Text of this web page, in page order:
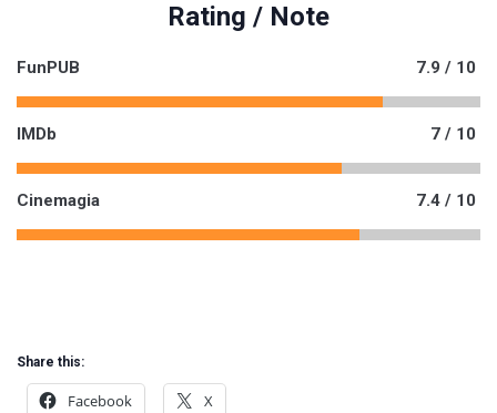
Rating / Note
FunPUB 7.9 / 10
IMDb 7 / 10
Cinemagia 7.4 / 10
Share this:
Facebook X